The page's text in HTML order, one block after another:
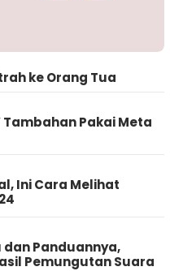
ke Orang Tua
Tambahan Pakai Meta
Ini Cara Melihat
Panduannya,
Pemungutan Suara